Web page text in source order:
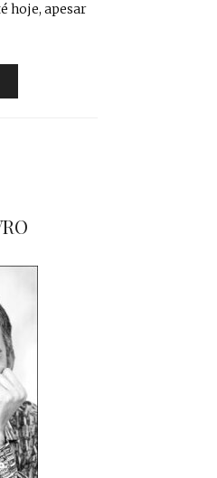
hoje, apesar